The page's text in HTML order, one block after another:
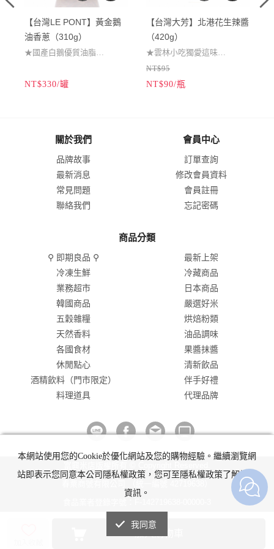
【台灣LE PONT】黃金鵝
油香蔥（310g）
★國產白鵝優質油脂
★手工生產風味絕倫
NT$330/罐
【台灣大芳】北港花生辣醬
（420g）
★雲林小吃獨愛這味
★鹹辣馨香萬用辣醬
★沾拌炒醃料理調味
（本商品為易碎品，僅提供宅
配出貨，無法選擇超商取
NT$95
NT$90/瓶
關於我們
品牌故事
最新消息
常見問題
聯絡我們
會員中心
訂單查詢
修改會員資料
會員註冊
忘記密碼
商品分類
⚲ 即期良品 ⚲
最新上架
冷凍生鮮
冷藏商品
業務超市
日本商品
韓國商品
嚴選好米
五穀雜糧
烘焙粉類
天然香料
油品調味
各國食材
果醬抹醬
休閒點心
清新飲品
酒精飲料（門市限定）
伴手好禮
料理道具
代理品牌
本網站使用您的Cookie於優化網站及您的購物經驗。繼續瀏覽網
站即表示您同意本公司隱私權政策，您可至隱私權政策了解詳細
資訊。
我同意